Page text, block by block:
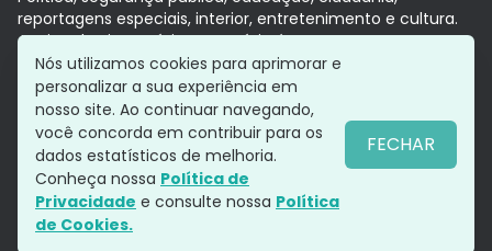
reportagens especiais, interior, entretenimento e cultura.
Aqui, tudo vira notícia e a notícia é no tempo presente,
com a credibilidade do Grupo Aratu.
Grupo Aratu
Política de privacidade
Siga-nos
Nós utilizamos cookies para aprimorar e
personalizar a sua experiência em
nosso site. Ao continuar navegando,
você concorda em contribuir para os
dados estatísticos de melhoria.
Conheça nossa Política de
Privacidade e consulte nossa Política
de Cookies.
FECHAR